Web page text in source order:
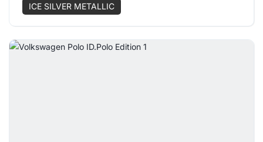
ICE SILVER METALLIC